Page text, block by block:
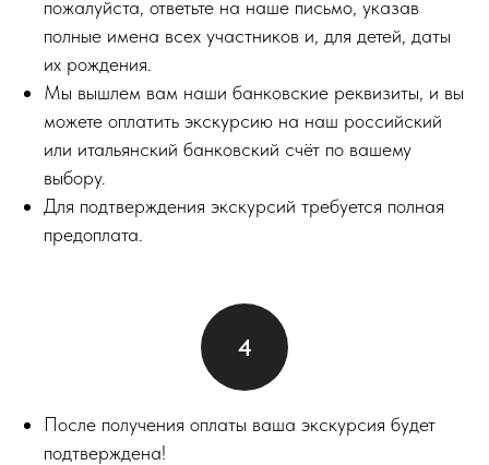
пожалуйста, ответьте на наше письмо, указав
полные имена всех участников и, для детей, даты
их рождения.
Мы вышлем вам наши банковские реквизиты, и вы
можете оплатить экскурсию на наш российский
или итальянский банковский счёт по вашему
выбору.
Для подтверждения экскурсий требуется полная
предоплата.
После получения оплаты ваша экскурсия будет
подтверждена!